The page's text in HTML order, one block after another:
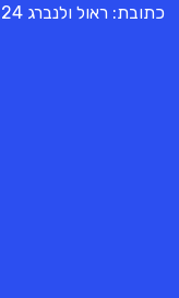
כתובת: ראול ולנברג 24, תל אביב